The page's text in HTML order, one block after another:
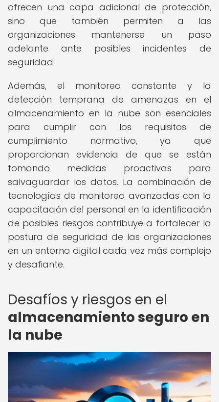
ofrecen una capa adicional de protección,
sino que también permiten a las
organizaciones mantenerse un paso
adelante ante posibles incidentes de
seguridad.
Además, el monitoreo constante y la
detección temprana de amenazas en el
almacenamiento en la nube son esenciales
para cumplir con los requisitos de
cumplimiento normativo, ya que
proporcionan evidencia de que se están
tomando medidas proactivas para
salvaguardar los datos. La combinación de
tecnologías de monitoreo avanzadas con la
capacitación del personal en la identificación
de posibles riesgos contribuye a fortalecer la
postura de seguridad de las organizaciones
en un entorno digital cada vez más complejo
y desafiante.
Desafíos y riesgos en el
almacenamiento seguro en
la nube